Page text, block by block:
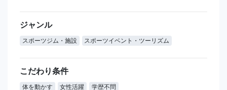
ジャンル
スポーツジム・施設 スポーツイベント・ツーリズム
こだわり条件
体を動かす 女性活躍 学歴不問